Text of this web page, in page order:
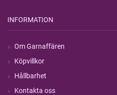
INFORMATION
Om Garnaffären
Köpvillkor
Hållbarhet
Kontakta oss